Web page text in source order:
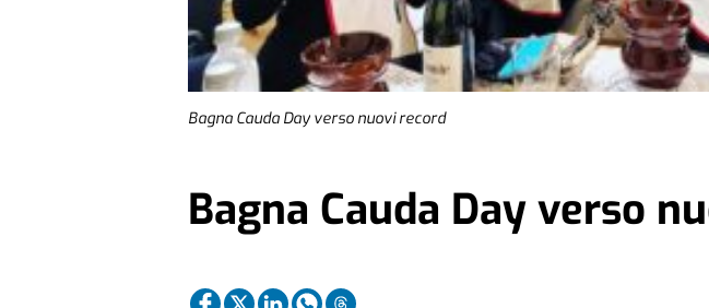
Bagna Cauda Day verso nuovi record
Bagna Cauda Day verso